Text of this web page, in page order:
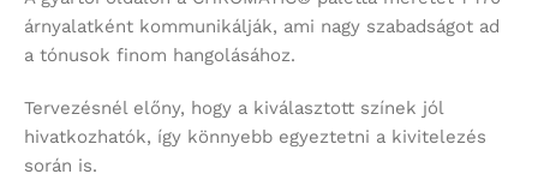
árnyalatként kommunikálják, ami nagy szabadságot ad
a tónusok finom hangolásához.
Tervezésnél előny, hogy a kiválasztott színek jól
hivatkozhatók, így könnyebb egyeztetni a kivitelezés
során is.